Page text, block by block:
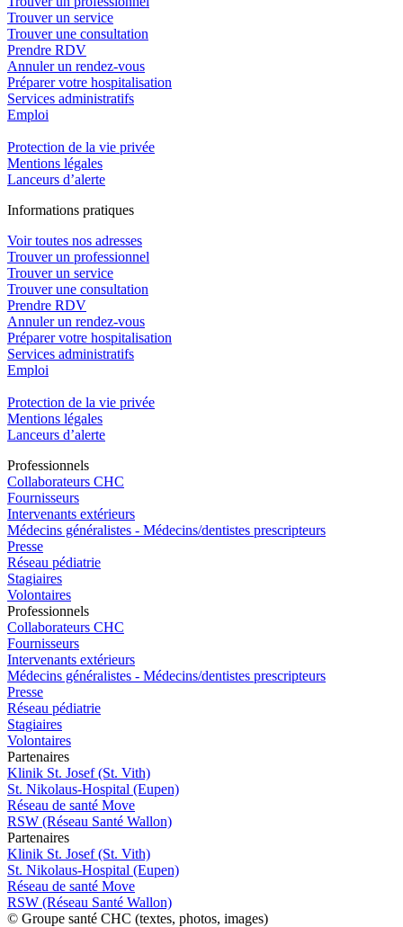
Trouver un service
Trouver une consultation
Prendre RDV
Annuler un rendez-vous
Préparer votre hospitalisation
Services administratifs
Emploi​
Protection de la vie privée
Mentions légales
Lanceurs d’alerte
Informations pratiques
Voir toutes nos adresses
Trouver un professionnel
Trouver un service
Trouver une consultation
Prendre RDV
Annuler un rendez-vous
Préparer votre hospitalisation
Services administratifs
Emploi​
Protection de la vie privée
Mentions légales
Lanceurs d’alerte
Professionnels
Collaborateurs CHC
Fournisseurs
Intervenants extérieurs
Médecins généralistes - Médecins/dentistes prescripteurs
Presse
Réseau pédiatrie
Stagiaires
Volontaires
Professionnels
Collaborateurs CHC
Fournisseurs
Intervenants extérieurs
Médecins généralistes - Médecins/dentistes prescripteurs
Presse
Réseau pédiatrie
Stagiaires
Volontaires
Partenaires
Klinik St. Josef (St. Vith)
St. Nikolaus-Hospital (Eupen)
Réseau de santé Move
RSW (Réseau Santé Wallon)
Partenaires
Klinik St. Josef (St. Vith)
St. Nikolaus-Hospital (Eupen)
Réseau de santé Move
RSW (Réseau Santé Wallon)
© Groupe santé CHC (textes, photos, images)